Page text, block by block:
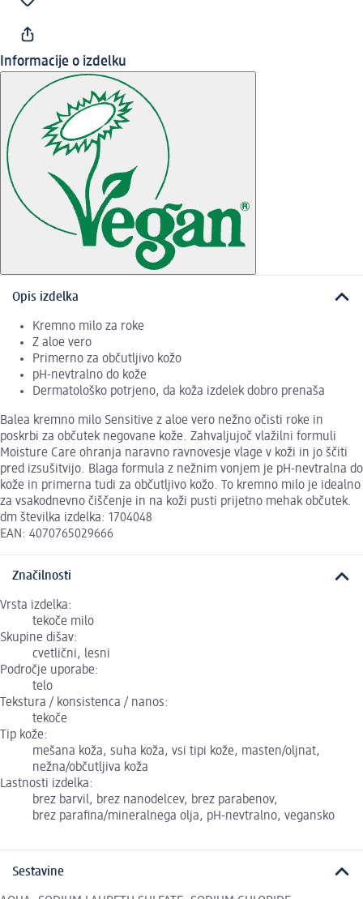
Informacije o izdelku
Opis izdelka
Kremno milo za roke
Z aloe vero
Primerno za občutljivo kožo
pH-nevtralno do kože
Dermatološko potrjeno, da koža izdelek dobro prenaša
Balea kremno milo Sensitive z aloe vero nežno očisti roke in
poskrbi za občutek negovane kože. Zahvaljujoč vlažilni formuli
Moisture Care ohranja naravno ravnovesje vlage v koži in jo ščiti
pred izsušitvijo. Blaga formula z nežnim vonjem je pH-nevtralna do
kože in primerna tudi za občutljivo kožo. To kremno milo je idealno
za vsakodnevno čiščenje in na koži pusti prijetno mehak občutek.
dm številka izdelka: 1704048
EAN: 4070765029666
Značilnosti
Vrsta izdelka:
tekoče milo
Skupine dišav:
cvetlični, lesni
Področje uporabe:
telo
Tekstura / konsistenca / nanos:
tekoče
Tip kože:
mešana koža, suha koža, vsi tipi kože, masten/oljnat,
nežna/občutljiva koža
Lastnosti izdelka:
brez barvil, brez nanodelcev, brez parabenov,
brez parafina/mineralnega olja, pH-nevtralno, vegansko
Sestavine